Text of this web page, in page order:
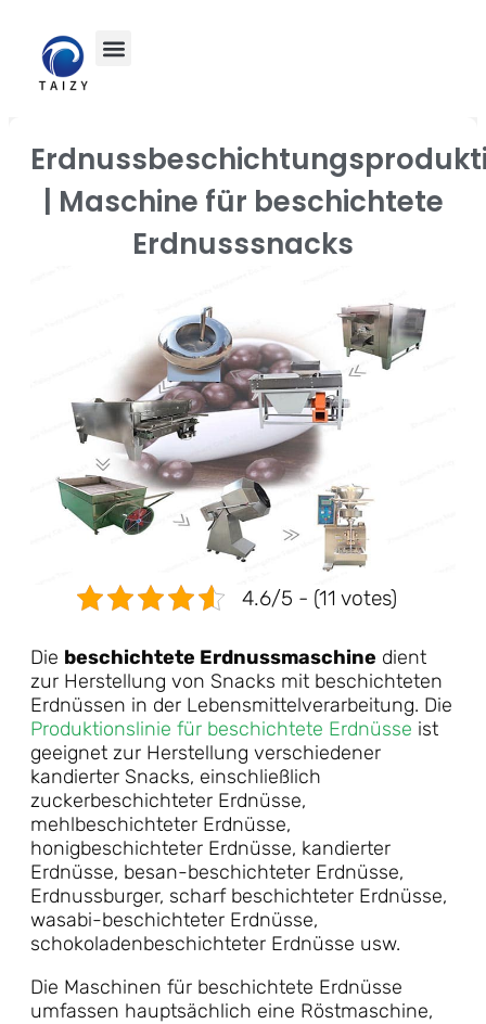
| Maschine für beschichtete
Erdnusssnacks
4.6/5 - (11 votes)
Die beschichtete Erdnussmaschine dient
zur Herstellung von Snacks mit beschichteten
Erdnüssen in der Lebensmittelverarbeitung. Die
Produktionslinie für beschichtete Erdnüsse ist
geeignet zur Herstellung verschiedener
kandierter Snacks, einschließlich
zuckerbeschichteter Erdnüsse,
mehlbeschichteter Erdnüsse,
honigbeschichteter Erdnüsse, kandierter
Erdnüsse, besan-beschichteter Erdnüsse,
Erdnussburger, scharf beschichteter Erdnüsse,
wasabi-beschichteter Erdnüsse,
schokoladenbeschichteter Erdnüsse usw.
Die Maschinen für beschichtete Erdnüsse
umfassen hauptsächlich eine Röstmaschine,